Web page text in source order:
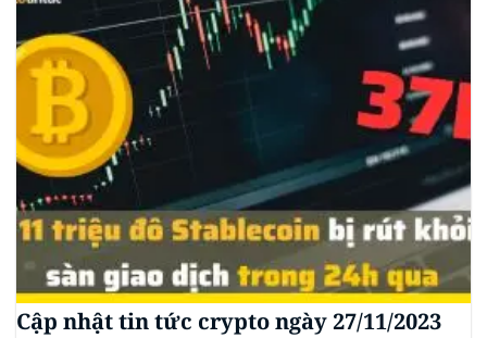
Cập nhật tin tức crypto ngày 27/11/2023